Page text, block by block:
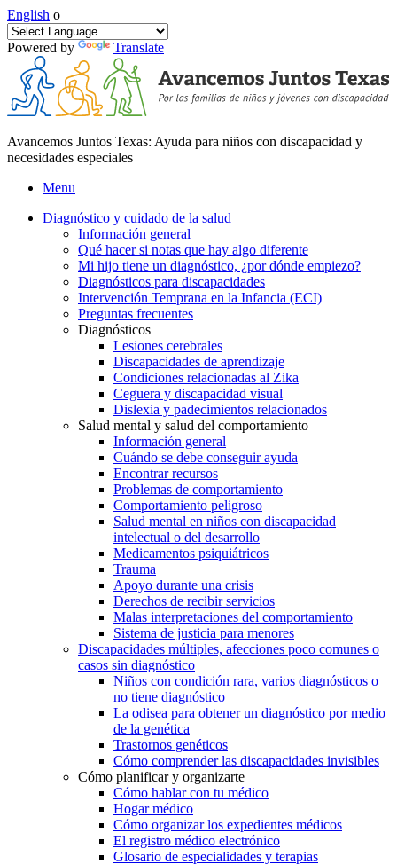
English o
Powered by Translate
Avancemos Juntos Texas: Ayuda para niños con discapacidad y
necesidades especiales
Menu
Diagnóstico y cuidado de la salud
Información general
Qué hacer si notas que hay algo diferente
Mi hijo tiene un diagnóstico, ¿por dónde empiezo?
Diagnósticos para discapacidades
Intervención Temprana en la Infancia (ECI)
Preguntas frecuentes
Diagnósticos
Lesiones cerebrales
Discapacidades de aprendizaje
Condiciones relacionadas al Zika
Ceguera y discapacidad visual
Dislexia y padecimientos relacionados
Salud mental y salud del comportamiento
Información general
Cuándo se debe conseguir ayuda
Encontrar recursos
Problemas de comportamiento
Comportamiento peligroso
Salud mental en niños con discapacidad
intelectual o del desarrollo
Medicamentos psiquiátricos
Trauma
Apoyo durante una crisis
Derechos de recibir servicios
Malas interpretaciones del comportamiento
Sistema de justicia para menores
Discapacidades múltiples, afecciones poco comunes o
casos sin diagnóstico
Niños con condición rara, varios diagnósticos o
no tiene diagnóstico
La odisea para obtener un diagnóstico por medio
de la genética
Trastornos genéticos
Cómo comprender las discapacidades invisibles
Cómo planificar y organizarte
Cómo hablar con tu médico
Hogar médico
Cómo organizar los expedientes médicos
El registro médico electrónico
Glosario de especialidades y terapias